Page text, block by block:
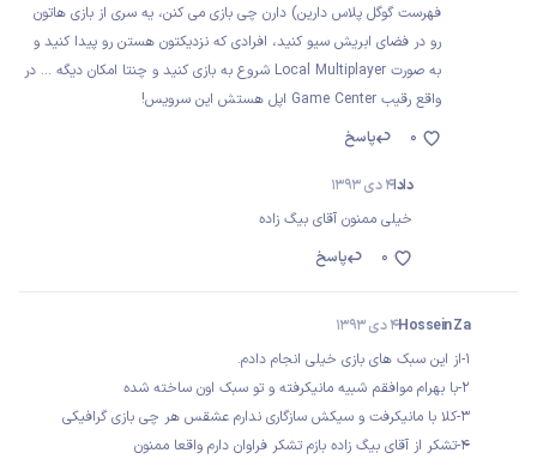
فهرست گوگل پلاس دارین) دارن چی بازی می کنن، یه سری از بازی هاتون
رو در فضای ابریش سیو کنید، افرادی که نزدیکتون هستن رو پیدا کنید و
به صورت Local Multiplayer شروع به بازی کنید و چنتا امکان دیگه ... در
واقع رقیب Game Center اپل هستش این سرویس!
پاسخ
0
دادا4 دی 1393
خیلی ممنون آقای بیگ زاده
پاسخ
0
Hossein Za4 دی 1393
1-از این سبک های بازی خیلی انجام دادم.
2-با بهرام موافقم شبیه مانیکرفته و تو سبک اون ساخته شده
3-کلا با مانیکرفت و سیکش سازگاری ندارم عشقس هر چی بازی گرافیکی
4-تشکر از آقای بیگ زاده بازم تشکر فراوان دارم واقعا ممنون